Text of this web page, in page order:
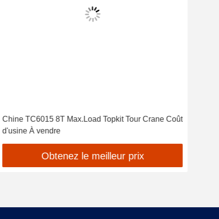
Chine TC6015 8T Max.Load Topkit Tour Crane Coût
d'usine À vendre
Obtenez le meilleur prix